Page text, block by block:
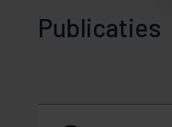
Publicaties